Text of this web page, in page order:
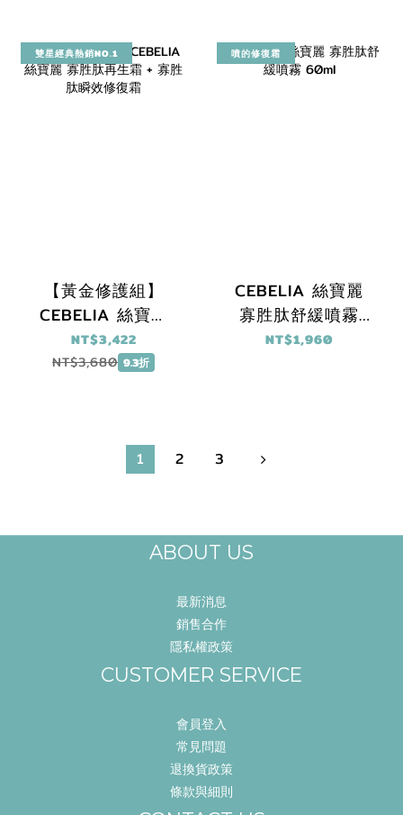
雙星經典熱銷NO.1
【黃金修護組】
CEBELIA 絲寶麗
寡胜肽再生霜 + 寡
胜肽瞬效修復霜
NT$3,422
NT$3,680 9.3折
噴的修復霜
CEBELIA 絲寶麗
寡胜肽舒緩噴霧
60ml
NT$1,960
1 2 3
ABOUT US
最新消息
銷售合作
隱私權政策
CUSTOMER SERVICE
會員登入
常見問題
退換貨政策
條款與細則